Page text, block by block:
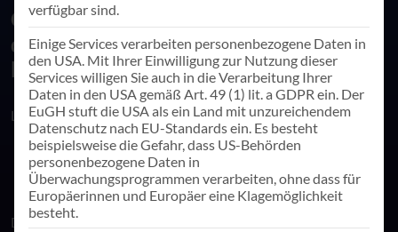
Gastbeitrag auf Techtag: „Warum die
digitale Transformation im Top-
Management beginnt“
Link teilen
Die digitale Transformation ist kein reines IT-Thema – sie ist
verfügbar sind.
Einige Services verarbeiten personenbezogene Daten in
den USA. Mit Ihrer Einwilligung zur Nutzung dieser
Services willigen Sie auch in die Verarbeitung Ihrer
Daten in den USA gemäß Art. 49 (1) lit. a GDPR ein. Der
EuGH stuft die USA als ein Land mit unzureichendem
Datenschutz nach EU-Standards ein. Es besteht
beispielsweise die Gefahr, dass US-Behörden
personenbezogene Daten in
Überwachungsprogrammen verarbeiten, ohne dass für
Europäerinnen und Europäer eine Klagemöglichkeit
besteht.